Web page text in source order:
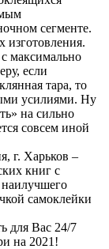
сегменте.
максимально
если
тара, то
усилиями. Ну
на сильно
совсем иной
г. Харьков –
книг с
самоклейки
для Вас 24/7
на 2021!